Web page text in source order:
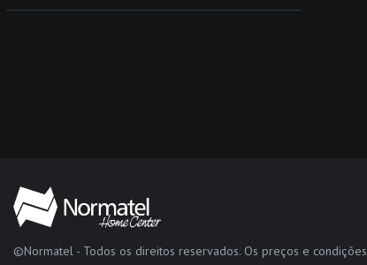
©Normatel - Todos os direitos reservados. Os preços e condições